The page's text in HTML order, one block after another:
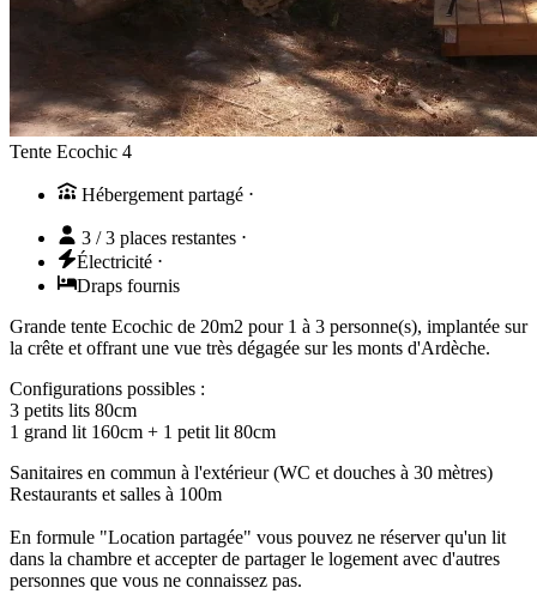
Tente Ecochic 4
Hébergement partagé ⋅
3 / 3 places restantes ⋅
Électricité ⋅
Draps fournis
Grande tente Ecochic de 20m2 pour 1 à 3 personne(s), implantée sur
la crête et offrant une vue très dégagée sur les monts d'Ardèche.
Configurations possibles :
3 petits lits 80cm
1 grand lit 160cm + 1 petit lit 80cm
Sanitaires en commun à l'extérieur (WC et douches à 30 mètres)
Restaurants et salles à 100m
En formule "Location partagée" vous pouvez ne réserver qu'un lit
dans la chambre et accepter de partager le logement avec d'autres
personnes que vous ne connaissez pas.